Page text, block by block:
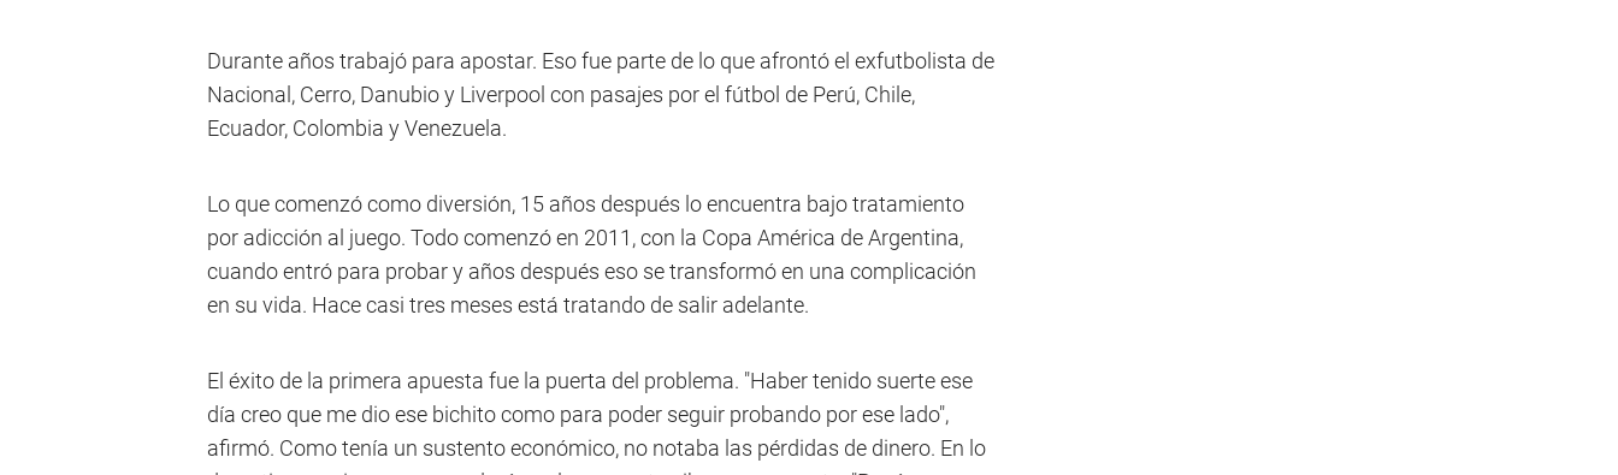
Durante años trabajó para apostar. Eso fue parte de lo que afrontó el exfutbolista de
Nacional, Cerro, Danubio y Liverpool con pasajes por el fútbol de Perú, Chile,
Ecuador, Colombia y Venezuela.
Lo que comenzó como diversión, 15 años después lo encuentra bajo tratamiento
por adicción al juego. Todo comenzó en 2011, con la Copa América de Argentina,
cuando entró para probar y años después eso se transformó en una complicación
en su vida. Hace casi tres meses está tratando de salir adelante.
El éxito de la primera apuesta fue la puerta del problema. "Haber tenido suerte ese
día creo que me dio ese bichito como para poder seguir probando por ese lado",
afirmó. Como tenía un sustento económico, no notaba las pérdidas de dinero. En lo